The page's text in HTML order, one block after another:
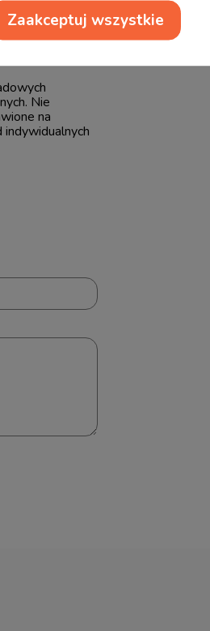
Nie
na
indywidualnych
Zaakceptuj wszystkie